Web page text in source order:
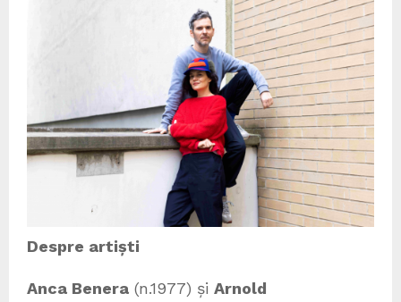
Despre artiști
Anca Benera (n.1977) și Arnold